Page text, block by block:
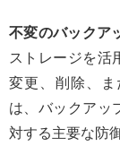
不変のバックア
ストレージを活
変更、削除、
は、バックアッ
対する主要な防